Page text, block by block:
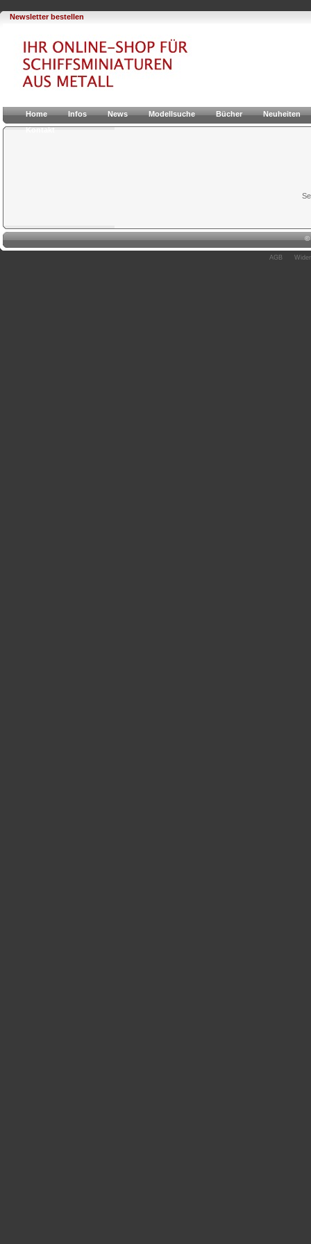
Newsletter bestellen
Home Infos News Modellsuche Bücher
Neuheiten
Kontakt
©
AGB